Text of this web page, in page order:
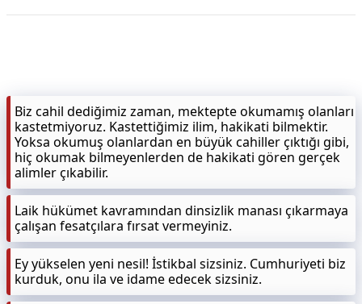
Biz cahil dediğimiz zaman, mektepte okumamış olanları
kastetmiyoruz. Kastettiğimiz ilim, hakikati bilmektir.
Yoksa okumuş olanlardan en büyük cahiller çıktığı gibi,
hiç okumak bilmeyenlerden de hakikati gören gerçek
alimler çıkabilir.
Laik hükümet kavramından dinsizlik manası çıkarmaya
çalışan fesatçılara fırsat vermeyiniz.
Ey yükselen yeni nesil! İstikbal sizsiniz. Cumhuriyeti biz
kurduk, onu ila ve idame edecek sizsiniz.